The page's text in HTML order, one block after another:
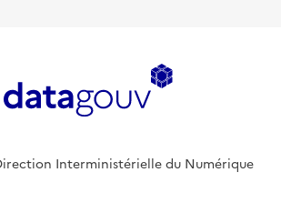
Interministérielle du Numérique